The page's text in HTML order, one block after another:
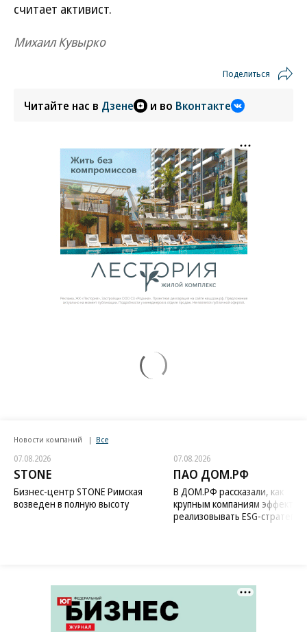
считает активист.
Михаил Кувырко
Поделиться
Читайте нас в Дзене и во Вконтакте
Новости компаний Все
07.08.2026
STONE
Бизнес-центр STONE Римская
возведен в полную высоту
07.08.2026
ПАО ДОМ.РФ
В ДОМ.РФ рассказали, как
крупным компаниям
реализовывать ESG-стратегию